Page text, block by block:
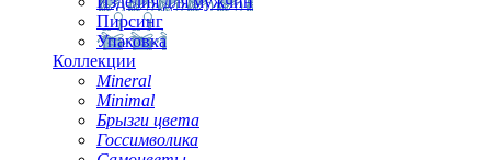
Пирсинг
Упаковка
Коллекции
Mineral
Minimal
Брызги цвета
Госсимволика